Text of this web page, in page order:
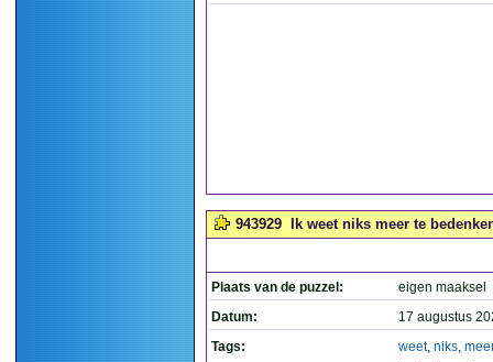
943929 Ik weet niks meer te
Plaats van de puzzel:
eigen maaksel
Datum:
17 augustus
Tags:
weet, niks, meer